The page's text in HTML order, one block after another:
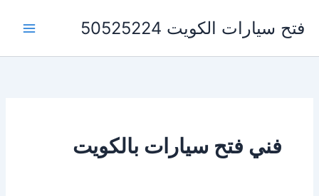
المحتوى
فتح سيارات الكويت 50525224
فني فتح سيارات بالكويت